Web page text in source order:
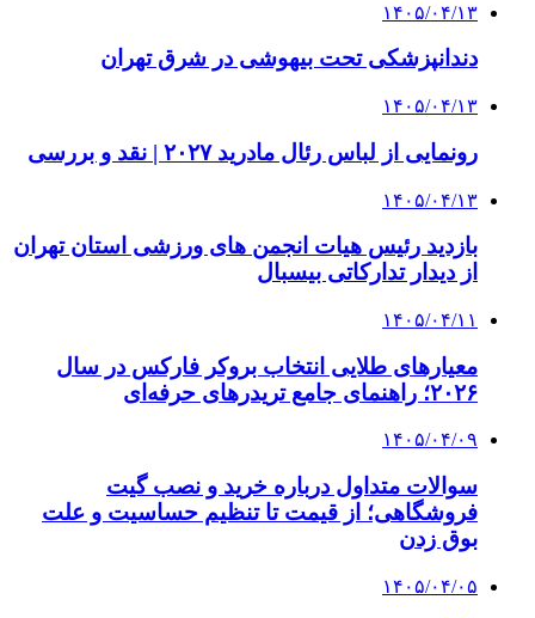
۱۴۰۵/۰۴/۱۳
دندانپزشکی تحت بیهوشی در شرق تهران
۱۴۰۵/۰۴/۱۳
رونمایی از لباس رئال مادرید ۲۰۲۷ | نقد و بررسی
۱۴۰۵/۰۴/۱۳
بازدید رئیس هیات انجمن های ورزشی استان تهران
از دیدار تدارکاتی بیسبال
۱۴۰۵/۰۴/۱۱
معیارهای طلایی انتخاب بروکر فارکس در سال
۲۰۲۶؛ راهنمای جامع تریدرهای حرفه‌ای
۱۴۰۵/۰۴/۰۹
سوالات متداول درباره خرید و نصب گیت
فروشگاهی؛ از قیمت تا تنظیم حساسیت و علت
بوق زدن
۱۴۰۵/۰۴/۰۵